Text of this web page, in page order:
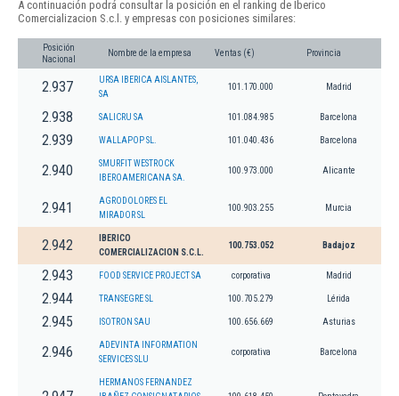
A continuación podrá consultar la posición en el ranking de Iberico
Comercializacion S.c.l. y empresas con posiciones similares:
Posición
Nacional
Nombre de la empresa Ventas (€) Provincia
2.937
URSA IBERICA AISLANTES,
SA
101.170.000 Madrid
2.938 SALICRU SA 101.084.985 Barcelona
2.939 WALLAPOP SL. 101.040.436 Barcelona
2.940
SMURFIT WESTROCK
IBEROAMERICANA SA.
100.973.000 Alicante
2.941
AGRODOLORES EL
MIRADOR SL
100.903.255 Murcia
2.942
IBERICO
COMERCIALIZACION S.C.L.
100.753.052 Badajoz
2.943 FOOD SERVICE PROJECT SA corporativa Madrid
2.944 TRANSEGRE SL 100.705.279 Lérida
2.945 ISOTRON SAU 100.656.669 Asturias
2.946
ADEVINTA INFORMATION
SERVICES SLU
corporativa Barcelona
HERMANOS FERNANDEZ